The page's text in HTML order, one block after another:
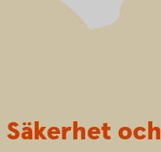
Säkerhet och